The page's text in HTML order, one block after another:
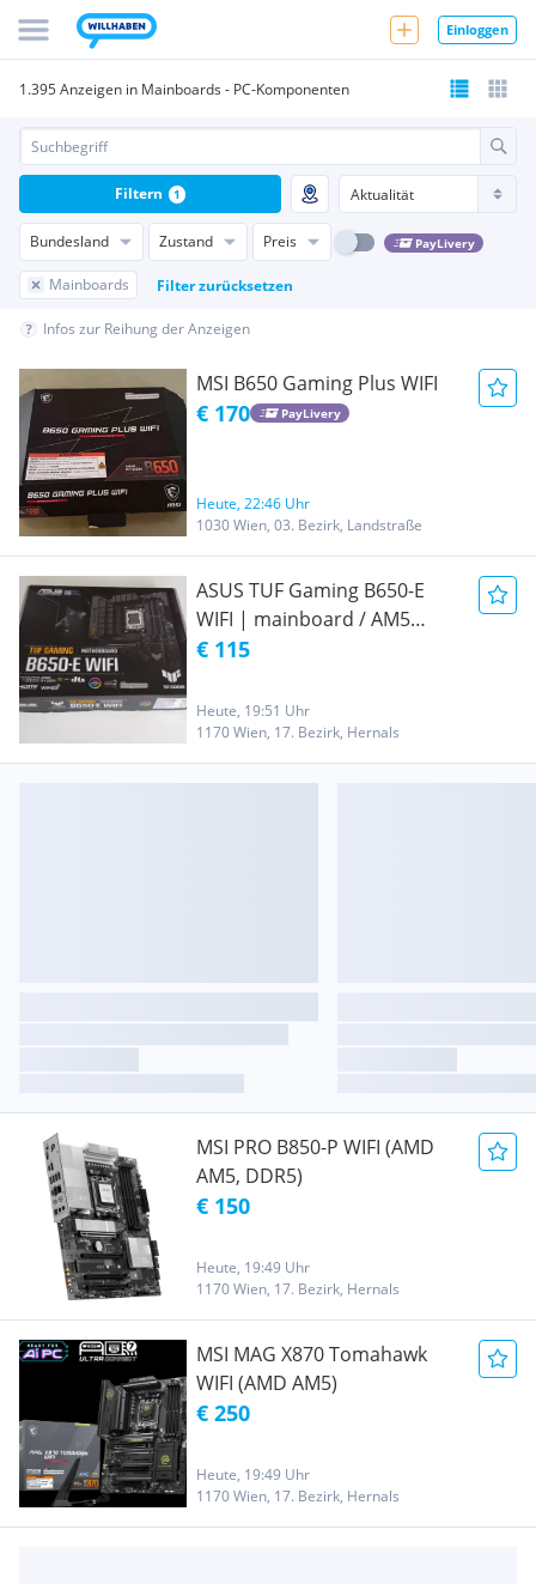
Einloggen
1.395 Anzeigen in Mainboards - PC-Komponenten
Bundesland Zustand Preis PayLivery
Mainboards Filter zurücksetzen
Filtern 1
Infos zur Reihung der Anzeigen
MSI B650 Gaming Plus WIFI
€ 170 PayLivery
Heute, 22:46 Uhr
1030 Wien, 03. Bezirk, Landstraße
ASUS TUF Gaming B650-E
WIFI | mainboard / AM5
sockel | Motherboard /
€ 115
Heute, 19:51 Uhr
1170 Wien, 17. Bezirk, Hernals
MSI PRO B850-P WIFI (AMD
AM5, DDR5)
€ 150
Heute, 19:49 Uhr
1170 Wien, 17. Bezirk, Hernals
MSI MAG X870 Tomahawk
WIFI (AMD AM5)
€ 250
Heute, 19:49 Uhr
1170 Wien, 17. Bezirk, Hernals